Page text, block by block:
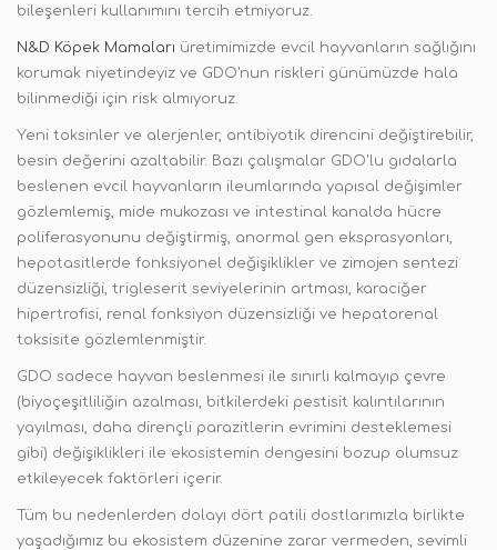
bileşenleri kullanımını tercih etmiyoruz.
N&D Köpek Mamaları üretimimizde evcil hayvanların sağlığını
korumak niyetindeyiz ve GDO'nun riskleri günümüzde hala
bilinmediği için risk almıyoruz.
Yeni toksinler ve alerjenler, antibiyotik direncini değiştirebilir,
besin değerini azaltabilir. Bazı çalışmalar GDO'lu gıdalarla
beslenen evcil hayvanların ileumlarında yapısal değişimler
gözlemlemiş, mide mukozası ve intestinal kanalda hücre
poliferasyonunu değiştirmiş, anormal gen eksprasyonları,
hepotasitlerde fonksiyonel değişiklikler ve zimojen sentezi
düzensizliği, trigleserit seviyelerinin artması, karaciğer
hipertrofisi, renal fonksiyon düzensizliği ve hepatorenal
toksisite gözlemlenmiştir.
GDO sadece hayvan beslenmesi ile sınırlı kalmayıp çevre
(biyoçeşitliliğin azalması, bitkilerdeki pestisit kalıntılarının
yayılması, daha dirençli parazitlerin evrimini desteklemesi
gibi) değişiklikleri ile ekosistemin dengesini bozup olumsuz
etkileyecek faktörleri içerir.
Tüm bu nedenlerden dolayı dört patili dostlarımızla birlikte
yaşadığımız bu ekosistem düzenine zarar vermeden, sevimli